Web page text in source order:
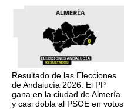
Resultado de las Elecciones
de Andalucía 2026: El PP
gana en la ciudad de Almería
y casi dobla al PSOE en votos